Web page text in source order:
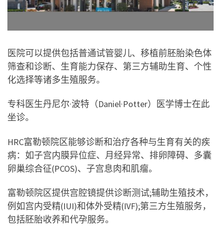
医院可以提供包括普通试管婴儿、移植前胚胎染色体
筛查和诊断、生育能力保存、第三方辅助生育、个性
化选择等诸多生殖服务。
专科医生丹尼尔·波特（Daniel·Potter）医学博士在此
坐诊。
HRC富勒顿院区能够诊断和治疗各种与生育有关的疾
病：如子宫内膜异位症、月经异常、排卵障碍、多囊
卵巢综合征(PCOS)、子宫息肉和肌瘤。
富勒顿院区提供宫腔镜提供诊断测试;辅助生殖技术，
例如宫内受精(IUI)和体外受精(IVF);第三方生殖服务，
包括胚胎收养和代孕服务。